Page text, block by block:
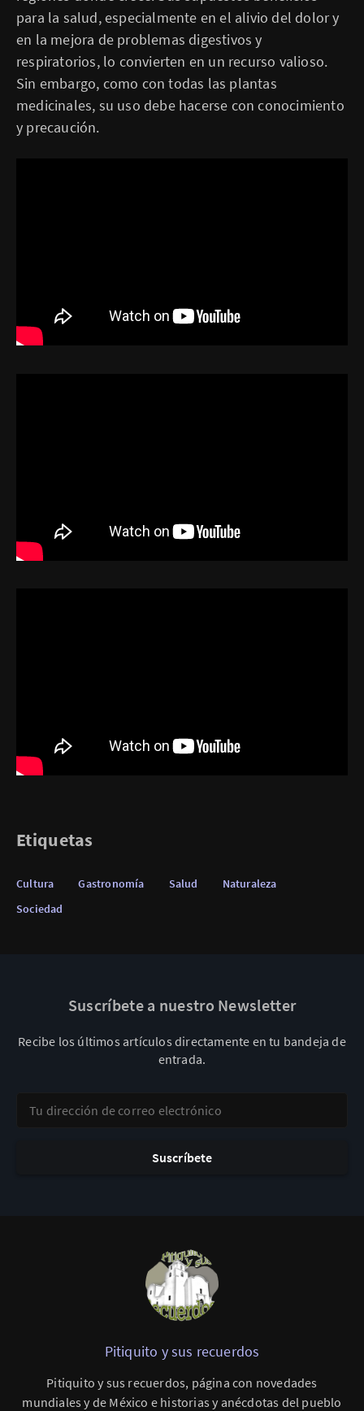
para la salud, especialmente en el alivio del dolor y
en la mejora de problemas digestivos y
respiratorios, lo convierten en un recurso valioso.
Sin embargo, como con todas las plantas
medicinales, su uso debe hacerse con conocimiento
y precaución.
Etiquetas
Cultura Gastronomía Salud
Naturaleza
Sociedad
Suscríbete a nuestro Newsletter
Recibe los últimos artículos directamente en tu bandeja de
entrada.
Suscríbete
Pitiquito y sus recuerdos
Pitiquito y sus recuerdos, página con novedades
mundiales y de México e historias y anécdotas del pueblo